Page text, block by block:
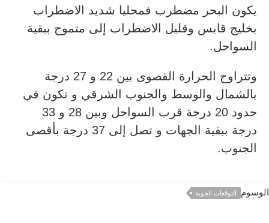
يكون البحر مضطرب فمحليا شديد الاضطراب
بخليج قابس وقليل الاضطراب إلى متموج ببقية
السواحل.
وتتراوح الحرارة القصوى بين 22 و 27 درجة
بالشمال والوسط والجنوب الشرقي و تكون في
حدود 20 درجة قرب السواحل وبين 28 و 33
درجة ببقية الجهات و تصل إلى 37 درجة بأقصى
الجنوب.
الوسوم التوقعات الجوية